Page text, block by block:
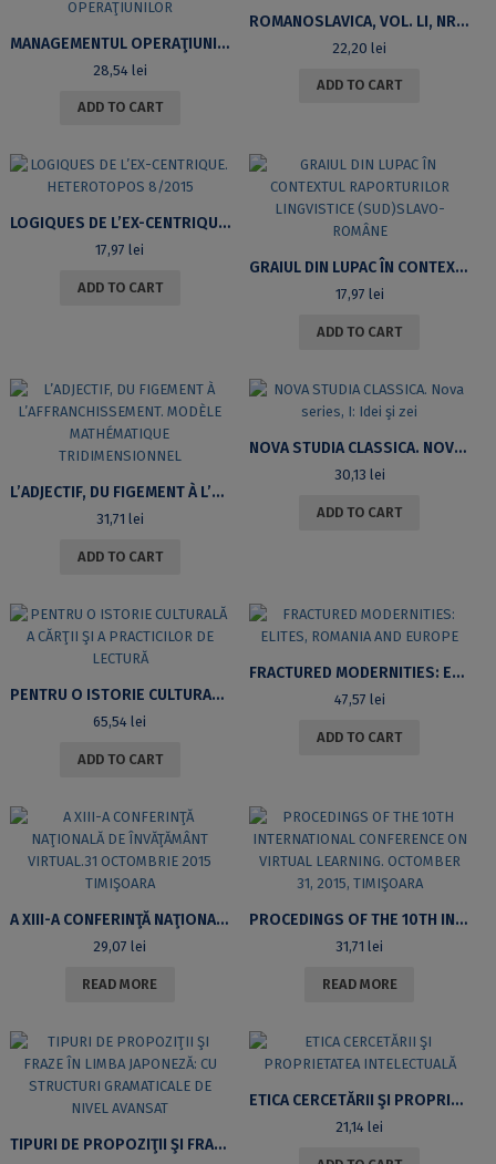
MANAGEMENTUL OPERAŢIUNILOR
28,54 lei
ADD TO CART
ROMANOSLAVICA, VOL. LI, NR. 2
22,20lei
ADD TO CART
LOGIQUES DE L’EX-CENTRIQUE. HETEROTOPOS 8/2015
17,97lei
ADD TO CART
GRAIUL DIN LUPAC ÎN CONTEXTUL RAPORTURILOR LINGVISTICE (SUD)SLAVO-ROMÂNE
17,97 lei
ADD TO CART
L’ADJECTIF, DU FIGEMENT À L’AFFRANCHISSEMENT. MODÈLE MATHÉMATIQUE TRIDIMENSIONNEL
31,71 lei
ADD TO CART
NOVA STUDIA CLASSICA. NOVA SERIES, I: IDEI ŞI ZEI
30,13 lei
ADD TO CART
PENTRU O ISTORIE CULTURALĂ A CĂRŢII ŞI A PRACTICILOR DE LECTURĂ
65,54lei
ADD TO CART
FRACTURED MODERNITIES: ELITES, ROMANIA AND EUROPE
47,57 lei
ADD TO CART
A XIII-A CONFERINŢĂ NAŢIONALĂ DE ÎNVĂŢĂMÂNT VIRTUAL.31 OCTOMBRIE 2015 TIMIŞOARA
29,07lei
READ MORE
PROCEDINGS OF THE 10TH INTERNATIONAL CONFERENCE ON VIRTUAL LEARNING. OCTOMBER 31, 2015, TIMIŞOARA
31,71lei
READ MORE
TIPURI DE PROPOZIŢII ŞI FRAZE ÎN LIMBA JAPONEZĂ: CU STRUCTURI GRAMATICALE DE NIVEL AVANSAT
ETICA CERCETĂRII ŞI PROPRIETATEA INTELECTUALĂ
21,14lei